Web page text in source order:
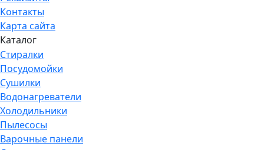
Контакты
Карта сайта
Каталог
Стиралки
Посудомойки
Сушилки
Водонагреватели
Холодильники
Пылесосы
Варочные панели